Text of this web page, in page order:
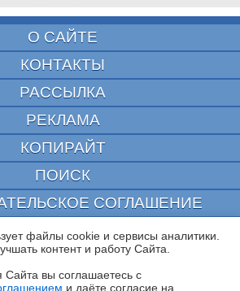
О САЙТЕ
КОНТАКТЫ
РАССЫЛКА
РЕКЛАМА
КОПИРАЙТ
ПОИСК
СОГЛАШЕНИЕ
ЗАЩИЩЕНО CURATOR
периодическое издание "3ДНьюс" | Свидетельство о
по надзору за соблюдением законодательства в сфере
файлы cookie и сервисы аналитики.
контент и работу Cайта.
вы соглашаетесь с
и даёте согласие на